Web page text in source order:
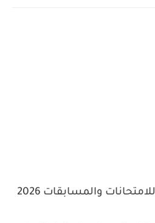
مواقع الديوان الوطني للامتحانات والمسابقات 2026